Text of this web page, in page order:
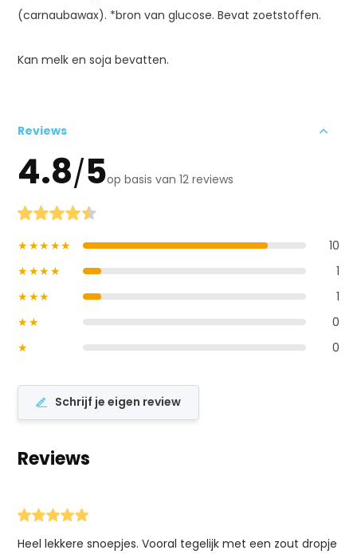
(carnaubawax). *bron van glucose. Bevat zoetstoffen.
Kan melk en soja bevatten.
Reviews
4.8/5op basis van 12 reviews
★★★★★
10
★★★★
1
★★★
1
★★
0
★
0
Schrijf je eigen review
Reviews
Heel lekkere snoepjes. Vooral tegelijk met een zout dropje